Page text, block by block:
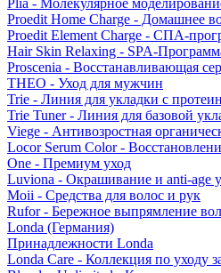
Plia - Молекулярное
Proedit Home Charge - Домашнее
Proedit Element Charge - СПА-
Hair Skin Relaxing - SPA-
Proscenia - Восстанавливающая
THEO - Уход для мужчин
Trie - Линия для укладки с
Trie Tuner - Линия для базовой
Viege - Антивозростная
Locor Serum Color -
One - Премиум уход
Luviona - Окрашивание и anti-age
Moii - Средства для волос и рук
Rufor - Бережное выпрямление
Londa (Германия)
Принадлежности Londa
Londa Care - Коллекция по уходу